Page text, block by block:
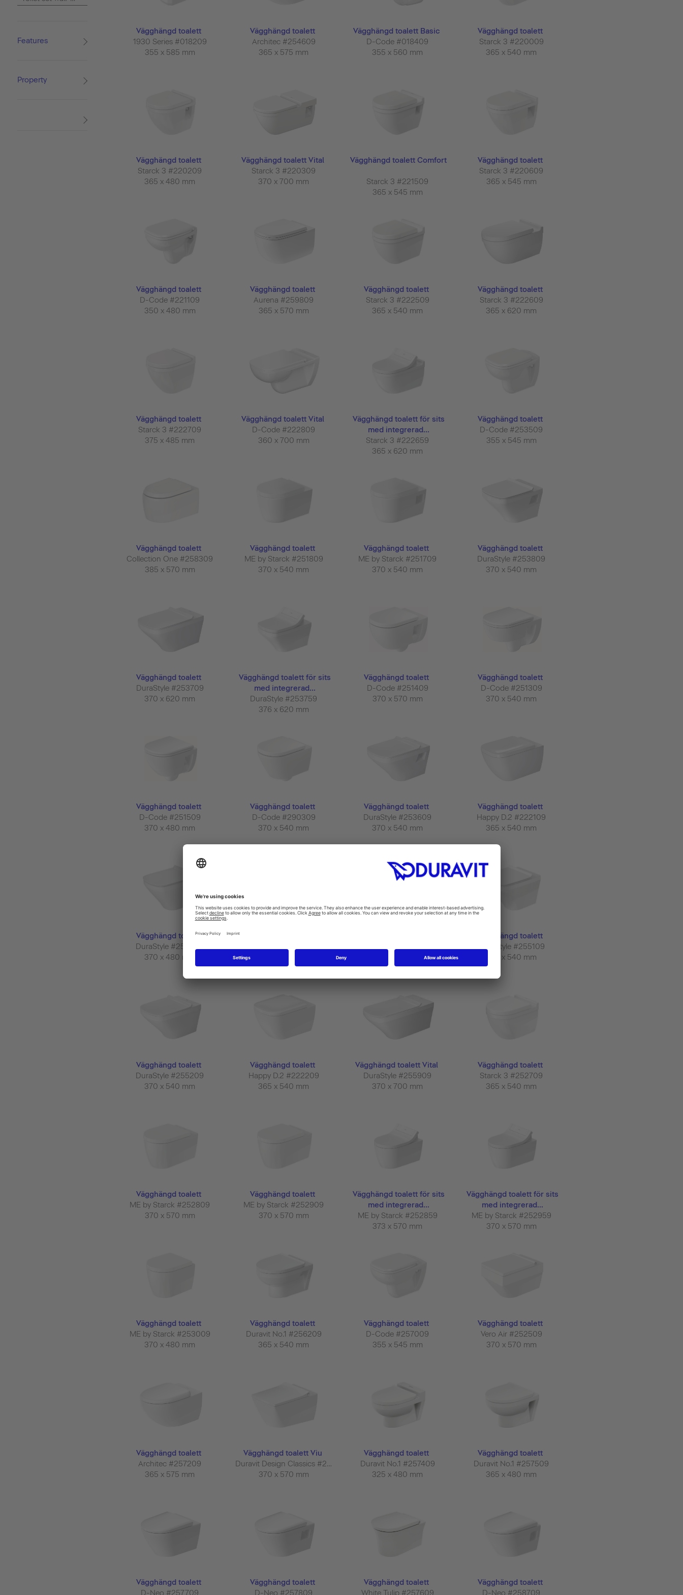
Features
Property
Vägghängd toalett
1930 Series #018209
355 x 585 mm
Vägghängd toalett
Architec #254609
365 x 575 mm
Vägghängd toalett Basic
D-Code #018409
355 x 560 mm
Vägghängd toalett
Starck 3 #220009
365 x 540 mm
Vägghängd toalett
Starck 3 #220209
365 x 480 mm
Vägghängd toalett Vital
Starck 3 #220309
370 x 700 mm
Vägghängd toalett Comfort
Starck 3 #221509
365 x 545 mm
Vägghängd toalett
Starck 3 #220609
365 x 545 mm
Vägghängd toalett
D-Code #221109
350 x 480 mm
Vägghängd toalett
Aurena #259809
365 x 570 mm
Vägghängd toalett
Starck 3 #222509
365 x 540 mm
Vägghängd toalett
Starck 3 #222609
365 x 620 mm
Vägghängd toalett
Starck 3 #222709
375 x 485 mm
Vägghängd toalett Vital
D-Code #222809
360 x 700 mm
Vägghängd toalett för sits
med integrerad...
Starck 3 #222659
365 x 620 mm
Vägghängd toalett
D-Code #253509
355 x 545 mm
Vägghängd toalett
Collection One #258309
385 x 570 mm
Vägghängd toalett
ME by Starck #251809
370 x 540 mm
Vägghängd toalett
ME by Starck #251709
370 x 540 mm
Vägghängd toalett
DuraStyle #253809
370 x 540 mm
Vägghängd toalett
DuraStyle #253709
370 x 620 mm
Vägghängd toalett för sits
med integrerad...
DuraStyle #253759
376 x 620 mm
Vägghängd toalett
D-Code #251409
370 x 570 mm
Vägghängd toalett
D-Code #251309
370 x 540 mm
Vägghängd toalett
D-Code #251509
370 x 480 mm
Vägghängd toalett
D-Code #290309
370 x 540 mm
Vägghängd toalett
DuraStyle #253609
370 x 540 mm
Vägghängd toalett
Happy D.2 #222109
365 x 540 mm
Vägghängd toalett
DuraStyle #253909
370 x 480 mm
DuraStyle #254259
376 x 620 mm
Vägghängd toalett
DuraStyle #255109
370 x 540 mm
Vägghängd toalett
DuraStyle #255209
370 x 540 mm
Vägghängd toalett
Happy D.2 #222209
365 x 540 mm
Vägghängd toalett Vital
DuraStyle #255909
370 x 700 mm
Vägghängd toalett
Starck 3 #252709
365 x 540 mm
Vägghängd toalett
ME by Starck #252809
370 x 570 mm
Vägghängd toalett
ME by Starck #252909
370 x 570 mm
Vägghängd toalett för sits
med integrerad...
ME by Starck #252859
373 x 570 mm
Vägghängd toalett för sits
med integrerad...
ME by Starck #252959
370 x 570 mm
Vägghängd toalett
ME by Starck #253009
370 x 480 mm
Vägghängd toalett
Duravit No.1 #256209
365 x 540 mm
Vägghängd toalett
D-Code #257009
355 x 545 mm
Vägghängd toalett
Vero Air #252509
370 x 570 mm
Vägghängd toalett
Architec #257209
365 x 575 mm
Vägghängd toalett Viu
Duravit Design Classics #251109
370 x 570 mm
Vägghängd toalett
Duravit No.1 #257409
325 x 480 mm
Vägghängd toalett
Duravit No.1 #257509
365 x 480 mm
Vägghängd toalett
D-Neo #257709
Vägghängd toalett
D-Neo #257809
Vägghängd toalett
White Tulip #257609
Vägghängd toalett
D-Neo #258709